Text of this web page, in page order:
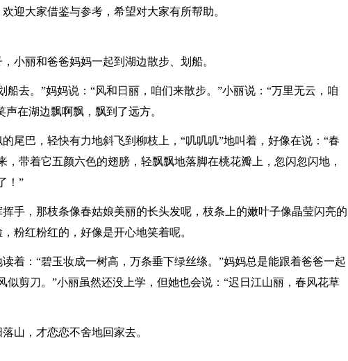
迎大家借鉴与参考，希望对大家有所帮助。
小丽和爸爸妈妈一起到湖边散步、划船。
船去。”妈妈说：“风和日丽，咱们来散步。”小丽说：“万里无云，咱
在湖边飘啊飘，飘到了远方。
尾巴，轻快有力地斜飞到柳枝上，“叽叽叽”地叫着，好像在说：“春
，带着它五颜六色的翅膀，轻飘飘地落脚在桃花瓣上，忽闪忽闪地，
！”
手，那枝条像春姑娘美丽的长头发呢，枝条上的嫩叶子像晶莹闪亮的
粉红粉红的，好像是开心地笑着呢。
着：“碧玉妆成一树高，万条垂下绿丝绦。”妈妈总是能跟着爸爸一起
似剪刀。”小丽虽然还没上学，但她也会说：“迟日江山丽，春风花草
山，才恋恋不舍地回家去。